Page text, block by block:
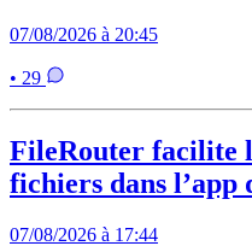
07/08/2026 à 20:45
• 29
FileRouter facilite
fichiers dans l’app
07/08/2026 à 17:44